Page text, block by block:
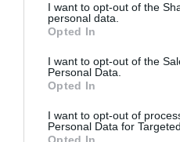
I want to opt-out of the
personal data.
Opted In
I want to opt-out of the
Personal Data.
Opted In
I want to opt-out of
Personal Data for
Opted In
veure a les seves. Més
acadèmics i el 48% de
perquè no som un
ben posicionat